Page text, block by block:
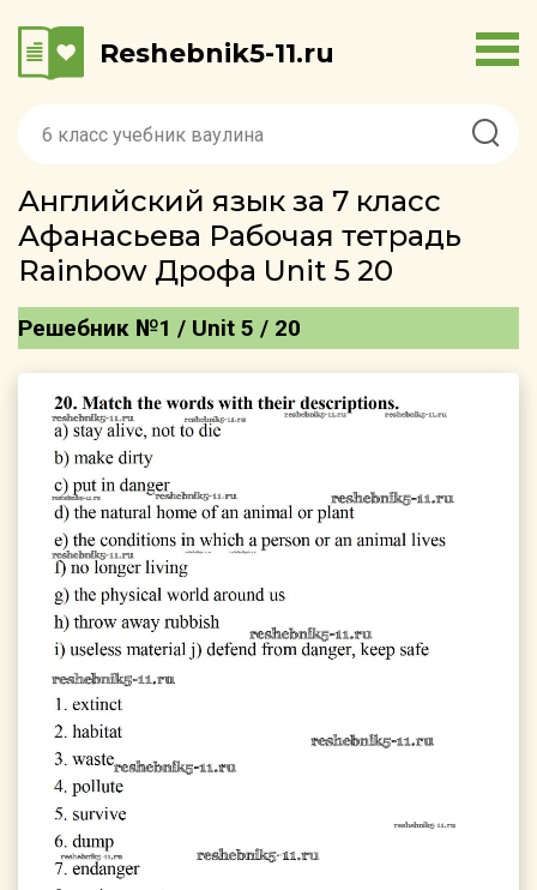
Reshebnik5-11.ru
Английский язык за 7 класс
Афанасьева Рабочая тетрадь
Rainbow Дрофа Unit 5 20
Решебник №1 / Unit 5 / 20